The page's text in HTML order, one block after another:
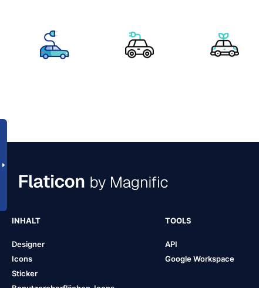
INHALT
Designer
Icons
Sticker
TOOLS
API
Google Workspace